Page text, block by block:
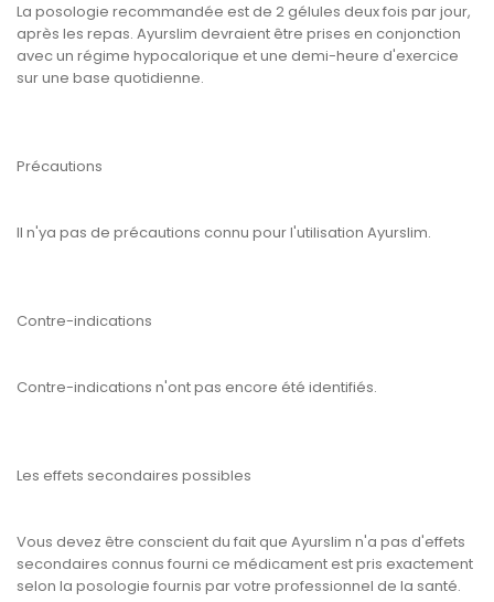
La posologie recommandée est de 2 gélules deux fois par jour,
après les repas. Ayurslim devraient être prises en conjonction
avec un régime hypocalorique et une demi-heure d'exercice
sur une base quotidienne.
Précautions
Il n'ya pas de précautions connu pour l'utilisation Ayurslim.
Contre-indications
Contre-indications n'ont pas encore été identifiés.
Les effets secondaires possibles
Vous devez être conscient du fait que Ayurslim n'a pas d'effets
secondaires connus fourni ce médicament est pris exactement
selon la posologie fournis par votre professionnel de la santé.